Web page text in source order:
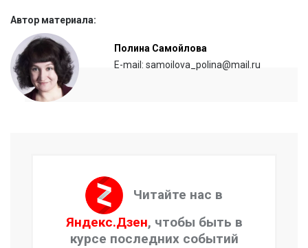
Автор материала:
Полина Самойлова
E-mail: samoilova_polina@mail.ru
Читайте нас в
Яндекс.Дзен, чтобы быть в
курсе последних событий